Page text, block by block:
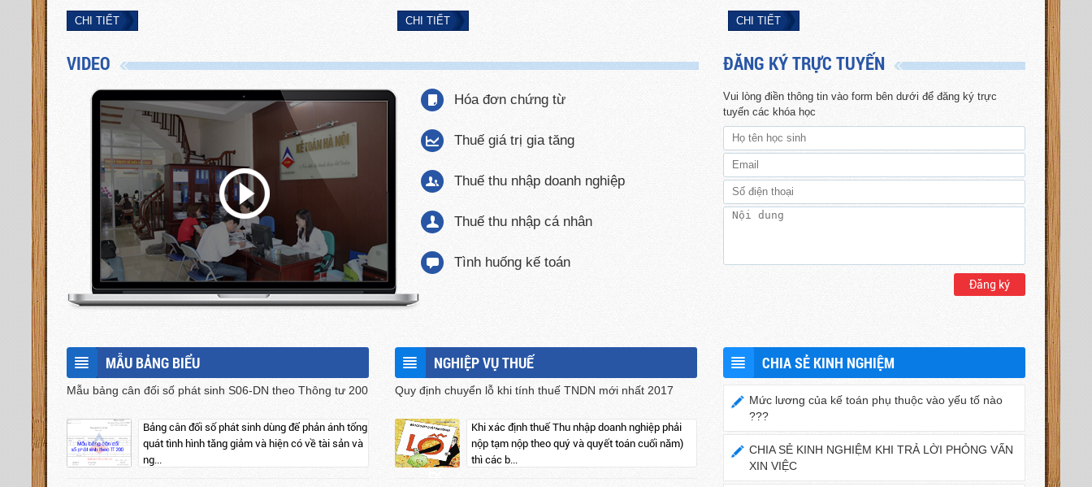
Trang, TP. Việt Trì, tỉnh Phú Thọ
Trung - TP. Hải Dương (Đầu đường Thanh Niên rẽ
CHI TIẾT CHI TIẾT CHI TIẾT
VIDEO
Hóa đơn chứng từ
Thuế giá trị gia tăng
Thuế thu nhập doanh nghiệp
Thuế thu nhập cá nhân
Tình huống kế toán
ĐĂNG KÝ TRỰC TUYẾN
Vui lòng điền thông tin vào form bên dưới để đăng ký trực
tuyến các khóa học
Đăng ký
MẪU BẢNG BIỂU
Mẫu bảng cân đối số phát sinh S06-DN theo Thông tư 200
Bảng cân đối số phát sinh dùng để phản ánh tổng
quát tình hình tăng giảm và hiện có về tài sản và
ng...
NGHIỆP VỤ THUẾ
Quy định chuyển lỗ khi tính thuế TNDN mới nhất 2017
Khi xác định thuế Thu nhập doanh nghiệp phải
nộp tạm nộp theo quý và quyết toán cuối năm)
thì các b...
CHIA SẺ KINH NGHIỆM
Mức lương của kế toán phụ thuộc vào yếu tố nào
???
CHIA SẺ KINH NGHIỆM KHI TRẢ LỜI PHỎNG VẤN
XIN VIỆC